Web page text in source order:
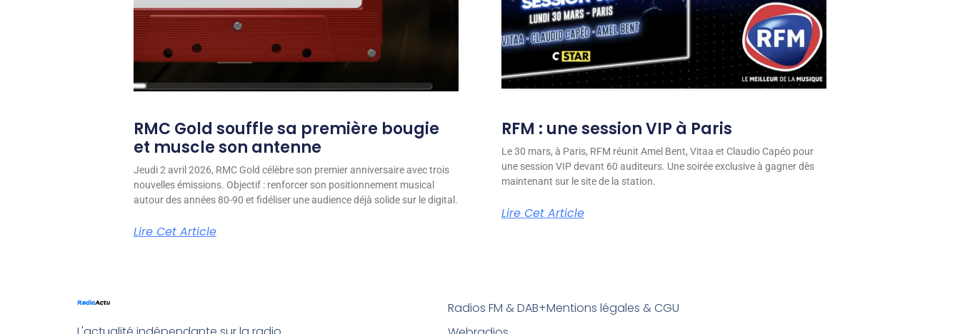
RMC Gold souffle sa première bougie
et muscle son antenne
Jeudi 2 avril 2026, RMC Gold célèbre son premier anniversaire avec trois
nouvelles émissions. Objectif : renforcer son positionnement musical
autour des années 80-90 et fidéliser une audience déjà solide sur le digital.
Lire Cet Article
RFM : une session VIP à Paris
Le 30 mars, à Paris, RFM réunit Amel Bent, Vitaa et Claudio Capéo pour
une session VIP devant 60 auditeurs. Une soirée exclusive à gagner dès
maintenant sur le site de la station.
Lire Cet Article
Radios FM & DAB+Mentions légales & CGU